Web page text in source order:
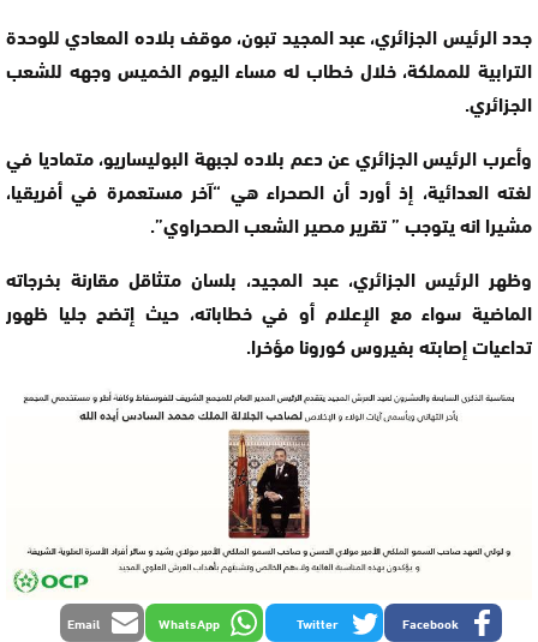
جدد الرئيس الجزائري، عبد المجيد تبون، موقف بلاده المعادي للوحدة
الترابية للمملكة، خلال خطاب له مساء اليوم الخميس وجهه للشعب
الجزائري.
وأعرب الرئيس الجزائري عن دعم بلاده لجبهة البوليساريو، متماديا في
لغته العدائية، إذ أورد أن الصحراء هي “آخر مستعمرة في أفريقيا،
مشيرا انه يتوجب ” تقرير مصير الشعب الصحراوي”.
وظهر الرئيس الجزائري، عبد المجيد، بلسان متثاقل مقارنة بخرجاته
الماضية سواء مع الإعلام أو في خطاباته، حيث إتضح جليا ظهور
تداعيات إصابته بفيروس كورونا مؤخرا.
Facebook
Twitter
WhatsApp
Email